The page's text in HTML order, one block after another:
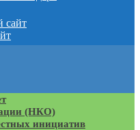
сайт
(НКО)
инициатив